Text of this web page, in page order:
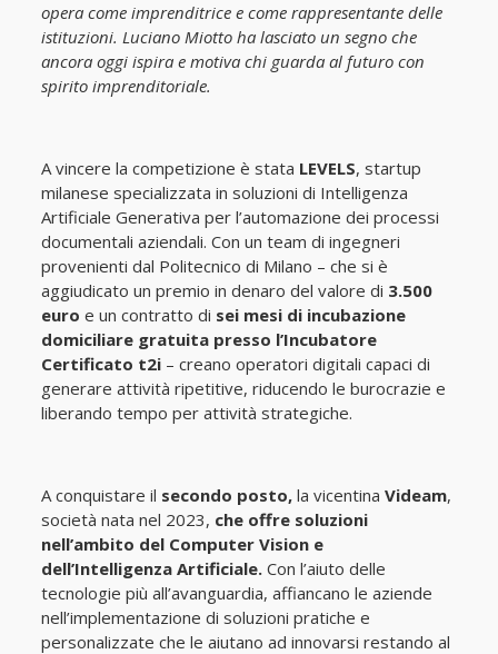
opera come imprenditrice e come rappresentante delle
istituzioni. Luciano Miotto ha lasciato un segno che
ancora oggi ispira e motiva chi guarda al futuro con
spirito imprenditoriale.
A vincere la competizione è stata LEVELS, startup
milanese specializzata in soluzioni di Intelligenza
Artificiale Generativa per l’automazione dei processi
documentali aziendali. Con un team di ingegneri
provenienti dal Politecnico di Milano – che si è
aggiudicato un premio in denaro del valore di 3.500
euro e un contratto di sei mesi di incubazione
domiciliare gratuita presso l’Incubatore
Certificato t2i– creano operatori digitali capaci di
generare attività ripetitive, riducendo le burocrazie e
liberando tempo per attività strategiche.
A conquistare il secondo posto, la vicentina Videam,
società nata nel 2023, che offre soluzioni
nell’ambito del Computer Vision e
dell’Intelligenza Artificiale.Con l’aiuto delle
tecnologie più all’avanguardia, affiancano le aziende
nell’implementazione di soluzioni pratiche e
personalizzate che le aiutano ad innovarsi restando al